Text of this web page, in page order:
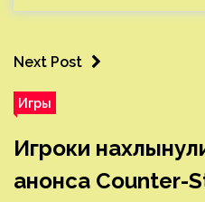
Next Post
Игры
Игроки
анонса Counter-